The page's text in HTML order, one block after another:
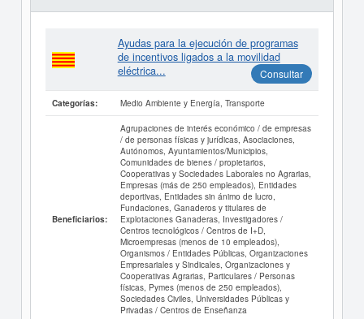
Ayudas para la ejecución de programas
de incentivos ligados a la movilidad
eléctrica...
Consultar
Categorías: Medio Ambiente y Energía, Transporte
Beneficiarios:
Agrupaciones de interés económico / de empresas
/ de personas físicas y jurídicas, Asociaciones,
Autónomos, Ayuntamientos/Municipios,
Comunidades de bienes / propietarios,
Cooperativas y Sociedades Laborales no Agrarias,
Empresas (más de 250 empleados), Entidades
deportivas, Entidades sin ánimo de lucro,
Fundaciones, Ganaderos y titulares de
Explotaciones Ganaderas, Investigadores /
Centros tecnológicos / Centros de I+D,
Microempresas (menos de 10 empleados),
Organismos / Entidades Públicas, Organizaciones
Empresariales y Sindicales, Organizaciones y
Cooperativas Agrarias, Particulares / Personas
físicas, Pymes (menos de 250 empleados),
Sociedades Civiles, Universidades Públicas y
Privadas / Centros de Enseñanza